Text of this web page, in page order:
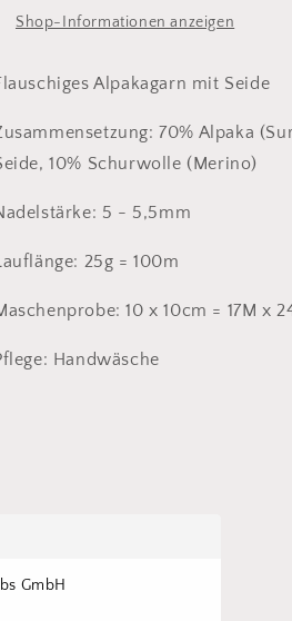
Shop-Informationen anzeigen
Alpakagarn mit Seide
70% Alpaka
10% Schurwolle (Merino)
5 - 5,5mm
25g = 100m
10 x 10cm = 17M x
Handwäsche
GmbH